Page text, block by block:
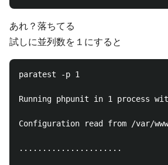
あれ？落ちてる
試しに並列数を１にすると
paratest -p 1
Running phpunit in 1 process
Configuration read from /var/
......................